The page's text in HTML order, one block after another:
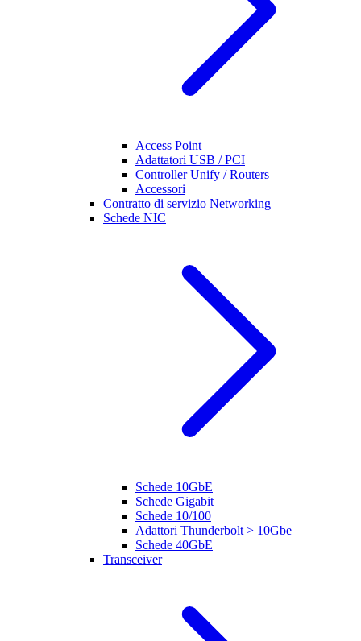
Access Point
Adattatori USB / PCI
Controller Unify / Routers
Accessori
Contratto di servizio Networking
Schede NIC
Schede 10GbE
Schede Gigabit
Schede 10/100
Adattori Thunderbolt > 10Gbe
Schede 40GbE
Transceiver